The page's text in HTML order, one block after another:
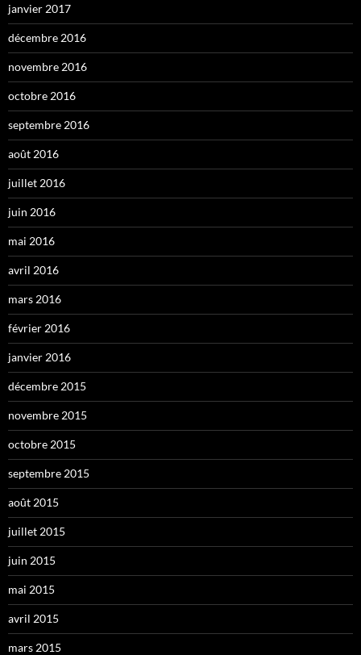
janvier 2017
décembre 2016
novembre 2016
octobre 2016
septembre 2016
août 2016
juillet 2016
juin 2016
mai 2016
avril 2016
mars 2016
février 2016
janvier 2016
décembre 2015
novembre 2015
octobre 2015
septembre 2015
août 2015
juillet 2015
juin 2015
mai 2015
avril 2015
mars 2015